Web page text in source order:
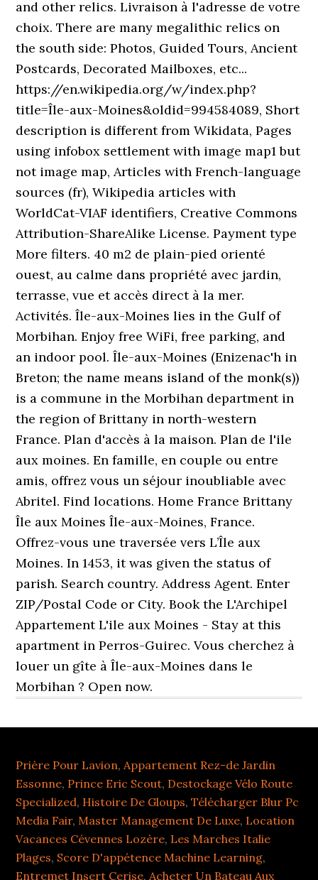
Prière Pour Lavion,Appartement Rez-de Jardin
Essonne, Prince Eric Scout, Destockage Vélo Route
Specialized, Histoire De Gloups,Télécharger Blur Pc
Media Fair,Master Management De Luxe, Location
Vacances Cévennes Lozère, Les Marches Italie
Plages, Score D'appétence Machine Learning,
Entremet Insert Cerise,Acheter Un Bateau Aux